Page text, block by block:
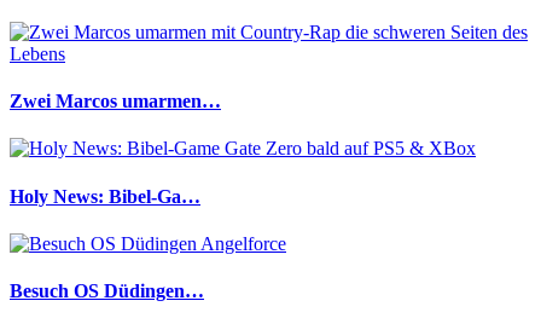
Zwei Marcos umarmen…
Holy News: Bibel-Ga…
Besuch OS Düdingen…